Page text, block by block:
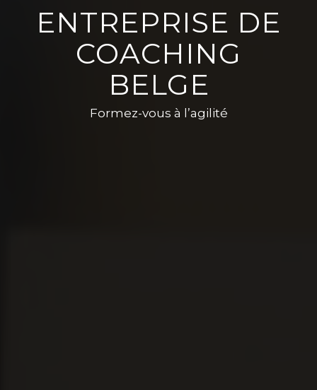
ENTREPRISE DE
COACHING
BELGE
Formez-vous à l’agilité